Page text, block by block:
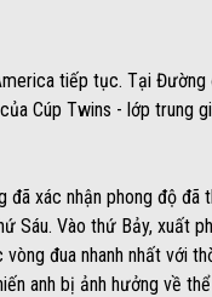
tiếp tục. Tại Đường
Cúp Twins - lớp trung
đã xác nhận phong độ
Sáu. Vào thứ Bảy, xuất
đua nhanh nhất với
anh bị ảnh hưởng về